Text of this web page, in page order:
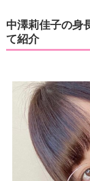
中澤莉佳子の身
て紹介